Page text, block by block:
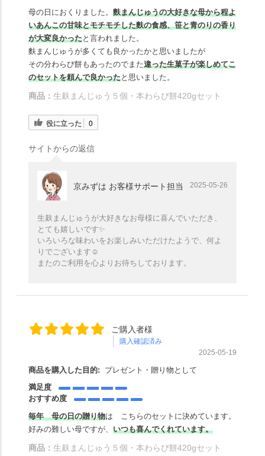
母の日におくりました。 麩まんじゅうの大好きな母から程よ
いあんこの甘味とモチモチした麩の食感、笹と青のりの香り
が大変良かったと言われました。
麩まんじゅうが多くても良かったかと思いましたが
その分わらび餅もあったのでまた違った生菓子が楽しめてこ
のセットを頼んで良かったと思いました。
商品： 生麸まんじゅう５個・本わらび餅420gセット
役に立った 0
サイトからの返信
京みずは お客様サポート担当 2025-05-26
生麸まんじゅうが大好きなお母様に喜んでいただき、
とても嬉しいです✨️
いろいろな味わいをお楽しみいただけたようで、何よ
りでございます☺️
またのご利用を心よりお待ちしております。
ご購入者様
購入確認済み
2025-05-19
商品を購入した目的:
プレゼント・贈り物として
満足度
おすすめ度
毎年 母の日の贈り物は こちらのセットに決めています。
好みの難しい母ですが、 いつも喜んでくれています。
商品： 生麸まんじゅう５個・本わらび餅420gセット